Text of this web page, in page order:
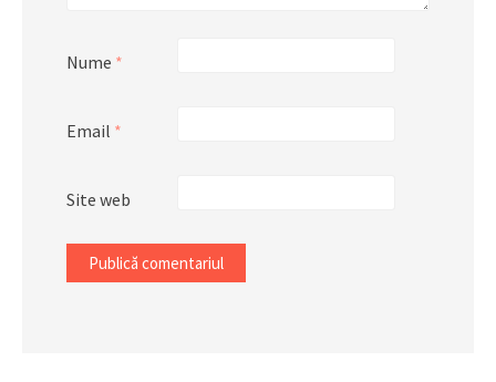
Nume *
Email *
Site web